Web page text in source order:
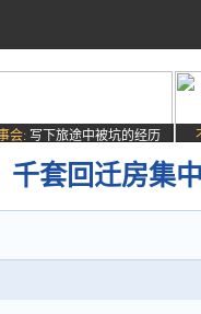
会: 写下旅途中被坑的经历
千套回迁房集